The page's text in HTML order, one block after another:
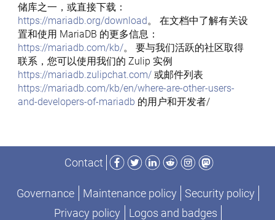
储库之一，或直接下载：
https://mariadb.org/download。 在文档中了解有关设
置和使用 MariaDB 的更多信息：
https://mariadb.com/kb/。 要与我们活跃的社区取得
联系，您可以使用我们的 Zulip 实例
https://mariadb.zulipchat.com/或邮件列表
https://mariadb.com/kb/en/where-are-other-users-
and-developers-of-mariadb 的用户和开发者/
Contact
Facebook
TwitterLinkedIn
RedditInstagram
Mastodon
Governance Maintenance policy
Security policy
Privacy policy
Logos and badges